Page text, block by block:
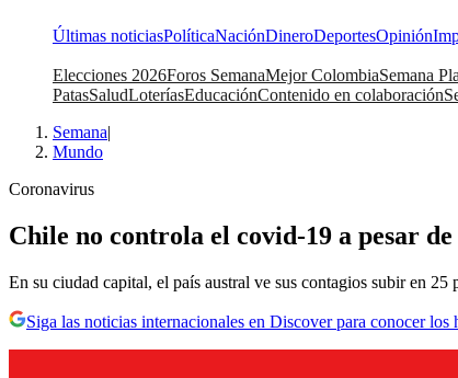
Últimas noticiasPolíticaNaciónDineroDeportesOpinión
Elecciones 2026Foros SemanaMejor ColombiaSemana
PatasSaludLoteríasEducaciónContenido en colaboración
Semana|
Mundo
Coronavirus
Chile no controla el covid-19 a pesar
En su ciudad capital, el país austral ve sus contagios subir en
Siga las noticias internacionales en Discover para conocer los